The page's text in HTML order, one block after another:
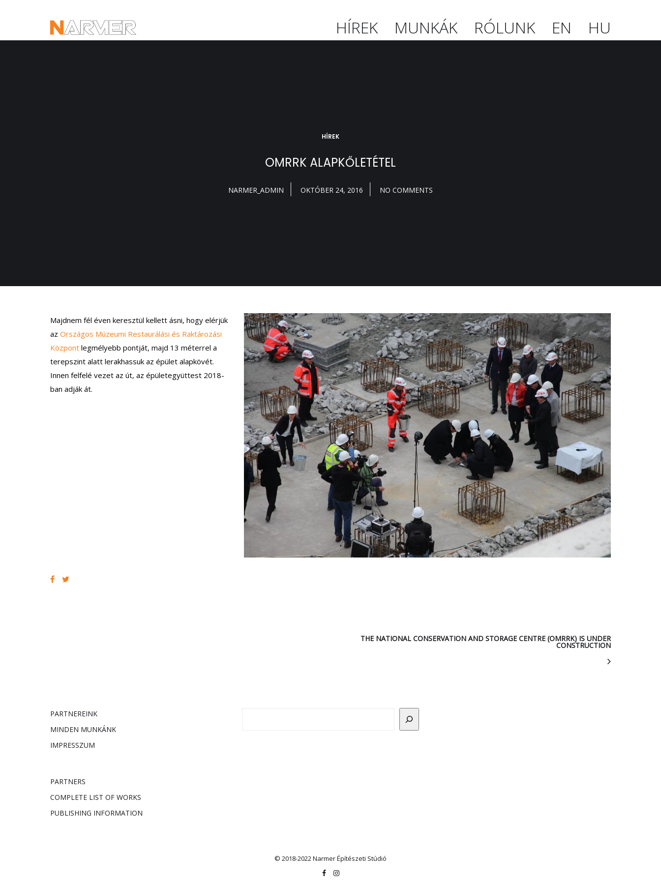
HÍREK MUNKÁK RÓLUNK EN HU
HÍREK
OMRRK ALAPKŐLETÉTEL
NARMER_ADMIN OKTÓBER 24, 2016 NO COMMENTS
Majdnem fél éven keresztül kellett ásni, hogy elérjük
az Országos Múzeumi Restaurálási és Raktározási
Központ legmélyebb pontját, majd 13 méterrel a
terepszint alatt lerakhassuk az épület alapkövét.
Innen felfelé vezet az út, az épületegyüttest 2018-
ban adják át.
THE NATIONAL CONSERVATION AND STORAGE CENTRE (OMRRK) IS UNDER
CONSTRUCTION
PARTNEREINK
MINDEN MUNKÁNK
IMPRESSZUM
PARTNERS
COMPLETE LIST OF WORKS
PUBLISHING INFORMATION
© 2018-2022 Narmer Építészeti Stúdió